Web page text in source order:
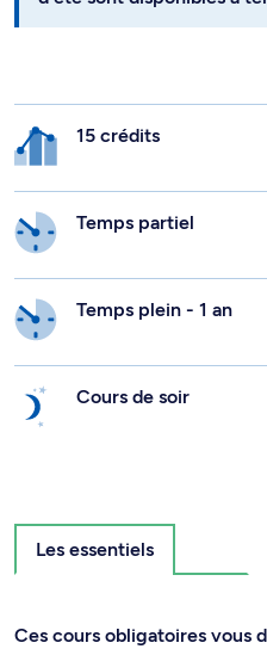
15 crédits
Temps partiel
Temps plein - 1 an
Cours de soir
Les essentiels
Ces cours obligatoires vous